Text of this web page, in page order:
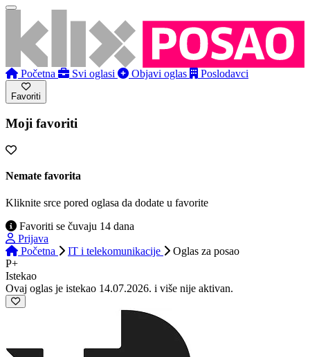
Početna Svi oglasi Objavi oglas Poslodavci
Favoriti
Moji favoriti
Nemate favorita
Kliknite srce pored oglasa da dodate u favorite
Favoriti se čuvaju 14 dana
Prijava
Početna
IT i telekomunikacije Oglas za posao
P+
Istekao
Ovaj oglas je istekao 14.07.2026. i više nije aktivan.